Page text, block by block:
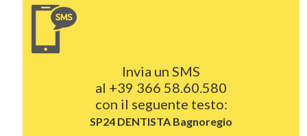
Invia un SMS
al +39 366 58.60.580
con il seguente testo:
SP24 DENTISTA Bagnoregio